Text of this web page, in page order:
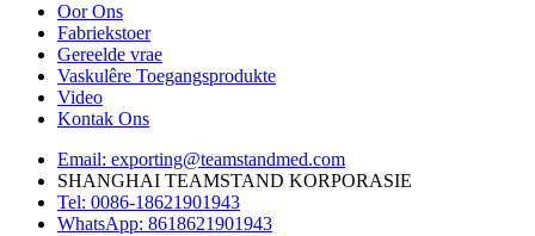
Oor Ons
Fabriekstoer
Gereelde vrae
Vaskulêre Toegangsprodukte
Video
Kontak Ons
Email: exporting@teamstandmed.com
SHANGHAI TEAMSTAND KORPORASIE
Tel: 0086-18621901943
WhatsApp: 8618621901943